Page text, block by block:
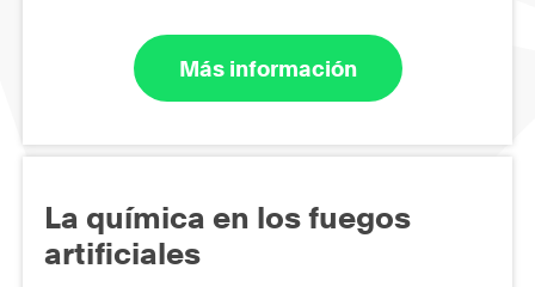
Más información
La química en los fuegos
artificiales